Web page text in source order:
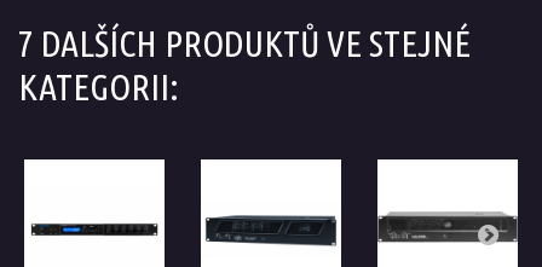
7 DALŠÍCH PRODUKTŮ VE STEJNÉ
KATEGORII: